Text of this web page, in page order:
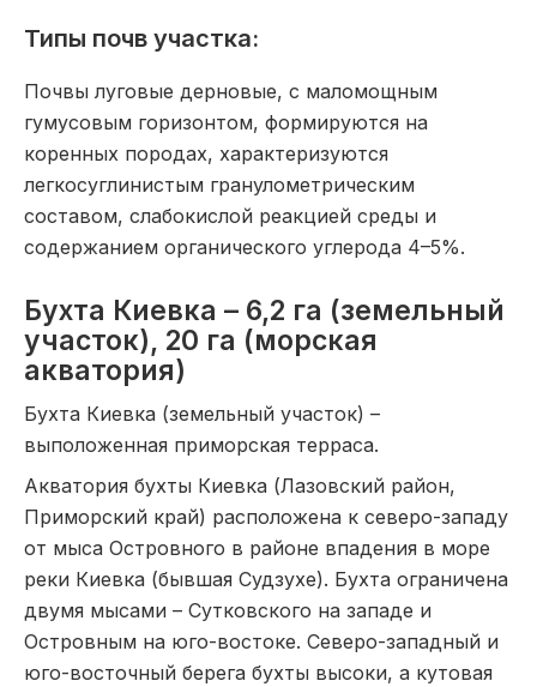
Типы почв участка:
Почвы луговые дерновые, с маломощным
гумусовым горизонтом, формируются на
коренных породах, характеризуются
легкосуглинистым гранулометрическим
составом, слабокислой реакцией среды и
содержанием органического углерода 4–5%.
Бухта Киевка – 6,2 га (земельный
участок), 20 га (морская
акватория)
Бухта Киевка (земельный участок) –
выположенная приморская терраса.
Акватория бухты Киевка (Лазовский район,
Приморский край) расположена к северо-западу
от мыса Островного в районе впадения в море
реки Киевка (бывшая Судзухе). Бухта ограничена
двумя мысами – Сутковского на западе и
Островным на юго-востоке. Северо-западный и
юго-восточный берега бухты высоки, а кутовая